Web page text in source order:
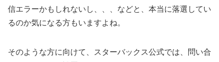
信エラーかもしれないし、、、などと、本当に落選してい
るのか気になる方もいますよね。
そのような方に向けて、スターバックス公式では、問い合